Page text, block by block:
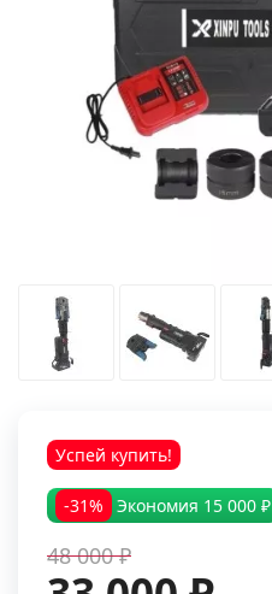
Успей купить!
-31% Экономия 15 000 ₽
48 000 ₽